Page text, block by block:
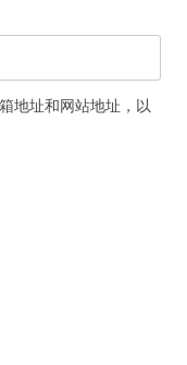
地址和网站地址，以